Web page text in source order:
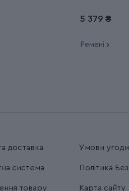
5 379 ₴
Ремені
доставка
система
товару
Умови угоди
Політика
Карта сайту